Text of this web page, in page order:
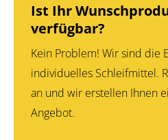
Ist Ihr
verfügbar?
Kein Problem! Wir sind die
individuelles Schleifmittel.
an und wir erstellen Ihnen
Angebot.